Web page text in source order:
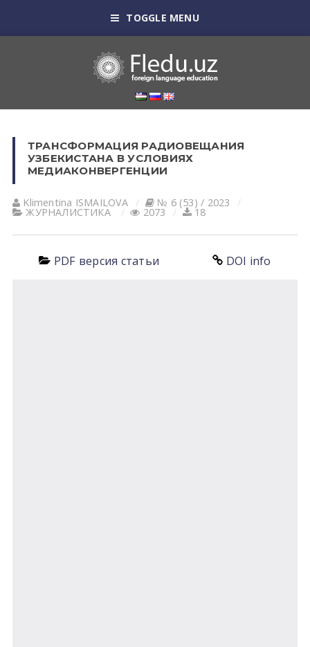
TOGGLE MENU
ТРАНСФОРМАЦИЯ РАДИОВЕЩАНИЯ
УЗБЕКИСТАНА В УСЛОВИЯХ
МЕДИАКОНВЕРГЕНЦИИ
Klimentina ISMАILOVА № 6 (53) / 2023
ЖУРНАЛИСТИКА 2073 18
PDF версия статьи DOI info